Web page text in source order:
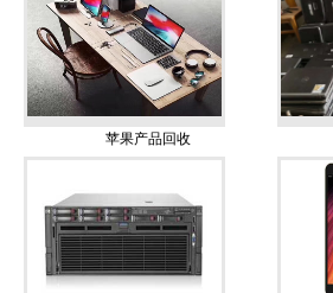
苹果产品回收